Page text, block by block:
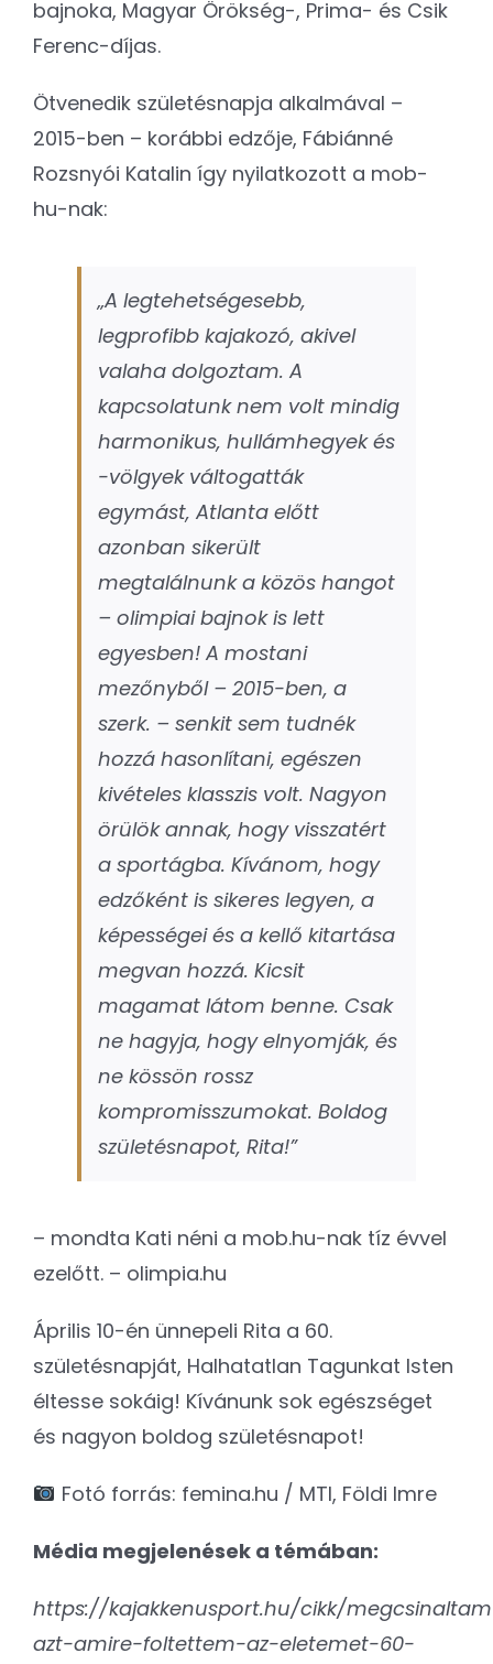
bajnoka, Magyar Örökség-, Prima- és Csik
Ferenc-díjas.
Ötvenedik születésnapja alkalmával –
2015-ben – korábbi edzője, Fábiánné
Rozsnyói Katalin így nyilatkozott a mob-
hu-nak:
„A legtehetségesebb,
legprofibb kajakozó, akivel
valaha dolgoztam. A
kapcsolatunk nem volt mindig
harmonikus, hullámhegyek és
-völgyek váltogatták
egymást, Atlanta előtt
azonban sikerült
megtalálnunk a közös hangot
– olimpiai bajnok is lett
egyesben! A mostani
mezőnyből – 2015-ben, a
szerk. – senkit sem tudnék
hozzá hasonlítani, egészen
kivételes klasszis volt. Nagyon
örülök annak, hogy visszatért
a sportágba. Kívánom, hogy
edzőként is sikeres legyen, a
képességei és a kellő kitartása
megvan hozzá. Kicsit
magamat látom benne. Csak
ne hagyja, hogy elnyomják, és
ne kössön rossz
kompromisszumokat. Boldog
születésnapot, Rita!”
– mondta Kati néni a mob.hu-nak tíz évvel
ezelőtt. – olimpia.hu
Április 10-én ünnepeli Rita a 60.
születésnapját, Halhatatlan Tagunkat Isten
éltesse sokáig! Kívánunk sok egészséget
és nagyon boldog születésnapot!
Fotó forrás: femina.hu / MTI, Földi Imre
Média megjelenések a témában:
https://kajakkenusport.hu/cikk/
azt-amire-foltettem-az-eletemet-60-